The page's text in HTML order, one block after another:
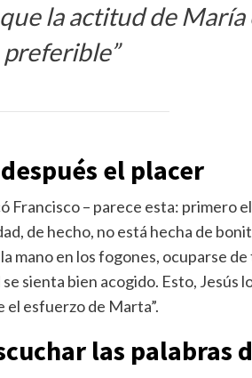
la actitud de María
preferible”
el placer
Francisco – parece esta: primero
de hecho, no está hecha de
mano en los fogones, ocuparse
sienta bien acogido. Esto, Jesús
el esfuerzo de Marta”.
las palabras